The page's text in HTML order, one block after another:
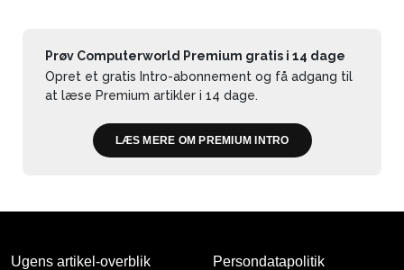
Prøv Computerworld Premium gratis i 14 dage
Opret et gratis Intro-abonnement og få adgang til
at læse Premium artikler i 14 dage.
LÆS MERE OM PREMIUM INTRO
Ugens artikel-overblik
Persondatapolitik